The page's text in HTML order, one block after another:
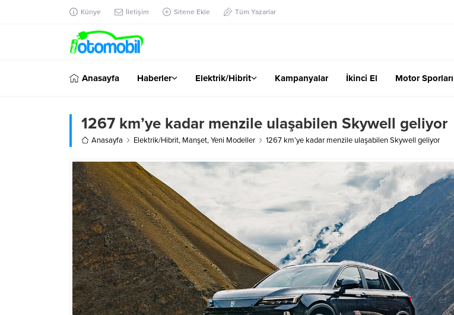
Künye İletişim Sitene Ekle Tüm Yazarlar
Anasayfa Haberler Elektrik/Hibrit Kampanyalar İkinci El Motor Sporları
1267 km’ye kadar menzile ulaşabilen Skywell geliyor
Anasayfa Elektrik/Hibrit, Manşet,Yeni Modeller 1267 km’ye kadar menzile ulaşabilen Skywell geliyor